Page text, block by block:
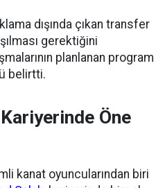
dışında çıkan transfer
gerektiğini
planlanan program
belirtti.
Öne
kanat oyuncularından biri